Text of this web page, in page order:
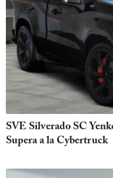
SVE Silverado SC
Supera a la Cybertruck